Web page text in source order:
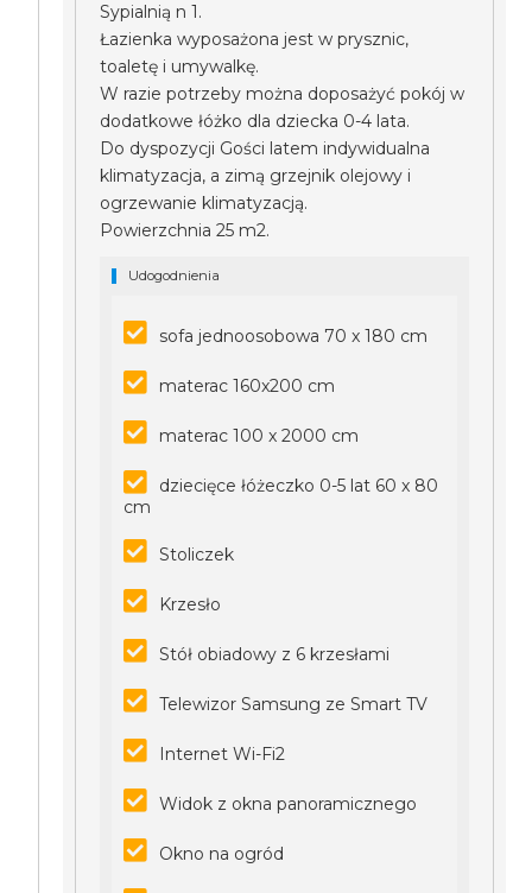
Sypialnią n 1.
Łazienka wyposażona jest w prysznic,
toaletę i umywalkę.
W razie potrzeby można doposażyć pokój w
dodatkowe łóżko dla dziecka 0-4 lata.
Do dyspozycji Gości latem indywidualna
klimatyzacja, a zimą grzejnik olejowy i
ogrzewanie klimatyzacją.
Powierzchnia 25 m2.
Udogodnienia
sofa jednoosobowa 70 x 180 cm
materac 160x200 cm
materac 100 x 2000 cm
dziecięce łóżeczko 0-5 lat 60 x 80
cm
Stoliczek
Krzesło
Stół obiadowy z 6 krzesłami
Telewizor Samsung ze Smart TV
Internet Wi-Fi2
Widok z okna panoramicznego
Okno na ogród